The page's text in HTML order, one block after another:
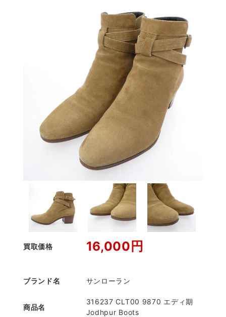
買取価格 16,000円
ブランド名 サンローラン
商品名
316237 CLT00 9870 エディ期
Jodhpur Boots